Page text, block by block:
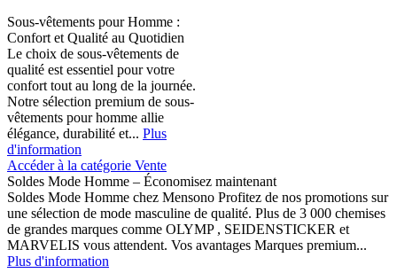
Sous-vêtements pour Homme :
Confort et Qualité au Quotidien
Le choix de sous-vêtements de
qualité est essentiel pour votre
confort tout au long de la journée.
Notre sélection premium de sous-
vêtements pour homme allie
élégance, durabilité et... Plus
d'information
Accéder à la catégorie Vente
Soldes Mode Homme – Économisez maintenant
Soldes Mode Homme chez Mensono Profitez de nos promotions sur
une sélection de mode masculine de qualité. Plus de 3 000 chemises
de grandes marques comme OLYMP , SEIDENSTICKER et
MARVELIS vous attendent. Vos avantages Marques premium...
Plus d'information